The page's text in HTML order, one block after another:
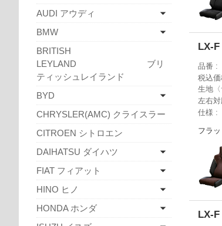
LX-
品番
税込
生地
左右
仕様
フラ
LX-
AUDI アウディ
BMW
BRITISH
LEYLAND ブリ
ティッシュレイランド
BYD
CHRYSLER(AMC) クライスラー
CITROEN シトロエン
DAIHATSU ダイハツ
FIAT フィアット
HINO ヒノ
HONDA ホンダ